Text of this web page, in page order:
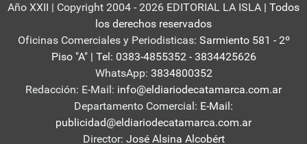
Año XXII | Copyright 2004 - 2026 EDITORIAL LA ISLA | Todos
los derechos reservados
Oficinas Comerciales y Periodisticas: Sarmiento 581 - 2º
Piso "A" | Tel: 0383-4855352 - 3834425626
WhatsApp: 3834800352
Redacción: E-Mail: info@eldiariodecatamarca.com.ar
Departamento Comercial: E-Mail:
publicidad@eldiariodecatamarca.com.ar
Director: José Alsina Alcobért